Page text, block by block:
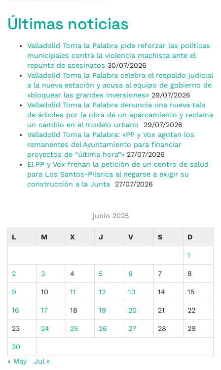
Últimas noticias
Valladolid Toma la Palabra pide reforzar las políticas
municipales contra la violencia machista ante el
repunte de asesinatos 30/07/2026
Valladolid Toma la Palabra celebra el respaldo judicial
a la nueva estación y acusa al equipo de gobierno de
«bloquear las grandes inversiones» 29/07/2026
Valladolid Toma la Palabra denuncia una nueva tala
de árboles por la obra de un aparcamiento y reclama
un cambio en el modelo urbano
29/07/2026
Valladolid Toma la Palabra: «PP y Vox agotan los
remanentes del Ayuntamiento para financiar
proyectos de “última hora”» 27/07/2026
El PP y Vox frenan la petición de un centro de salud
para Los Santos-Pilarica al negarse a exigir su
construcción a la Junta
27/07/2026
junio 2025
L M X J V S D
1
2 3 4 5 6 7 8
9 10 11 12 13 14 15
16 17 18 19 20 21 22
23 24 25 26 27 28 29
30
« May
Jul »